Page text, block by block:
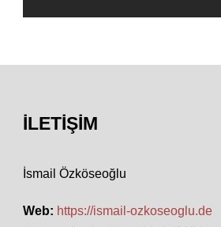
İLETIŞIM
İsmail Özköseoğlu
Web: https://ismail-ozkoseoglu.de